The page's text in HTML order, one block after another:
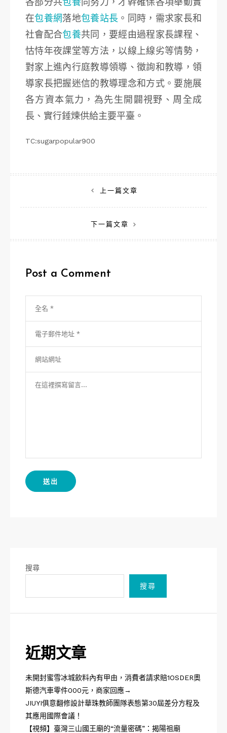
在包養網落地包養站長 。同時，需求家長和
社會配合包養共同，要經由過程家長課程、
怙恃年夜課堂等方法，以線上線劣等情勢，
對家上進內行庭教導領導、徵詢和教導，領
導家長把握迷信的教導理念和方式。要施展
各方資本氣力，為先生開闢視野、周全成
長、實行錘煉供給主要平臺。
TC:sugarpopular900
章
上一篇文章
下一篇文章
Post a Comment
搜尋
搜尋
近期文章
未開封蜜雪冰城飲料內有甲由，消費者請求賠1OSDER奧
斯德汽車零件000元，商家回應→
JIUYI俱意翻修設計華珠教師團隊表態第30屆差分方程及
其應用國際會議！
【視頻】臺灣三山國王廟的“流量密碼”：揭陽祖廟